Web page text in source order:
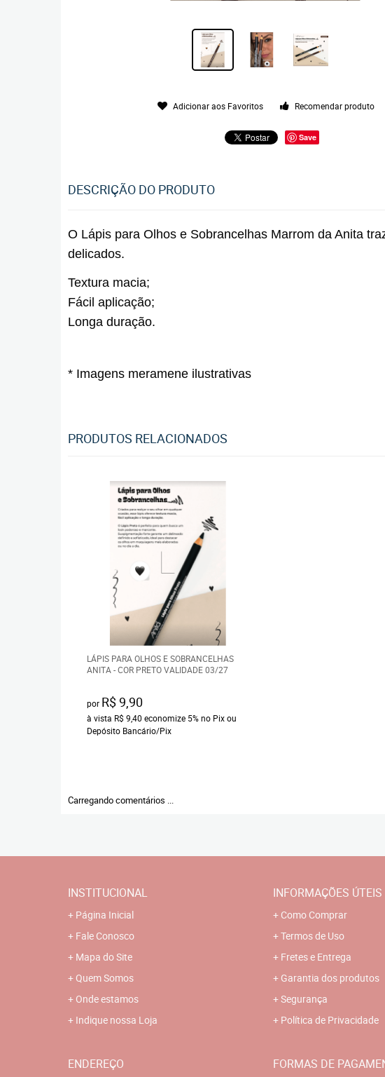
Adicionar aos Favoritos Recomendar produto
Save
DESCRIÇÃO DO PRODUTO
O Lápis para Olhos e Sobrancelhas Marrom da Anita
delicados.
Textura macia;
Fácil aplicação;
Longa duração.
* Imagens meramene ilustrativas
PRODUTOS RELACIONADOS
LÁPIS PARA OLHOS E SOBRANCELHAS
ANITA - COR PRETO VALIDADE 03/27
por R$ 9,90
à vista R$ 9,40 economize 5% no Pix ou
Depósito Bancário/Pix
Carregando comentários ...
INSTITUCIONAL
Página Inicial
Fale Conosco
Mapa do Site
Quem Somos
Onde estamos
Indique nossa Loja
INFORMAÇÕES ÚTEIS
Como Comprar
Termos de Uso
Fretes e Entrega
Garantia dos produtos
Segurança
Política de Privacidade
ENDEREÇO FORMAS DE